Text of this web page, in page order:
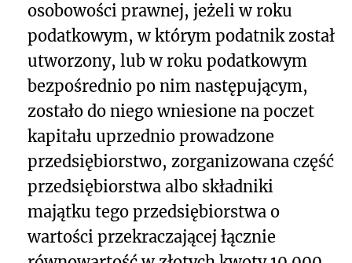
osobowości prawnej, jeżeli w roku
podatkowym, w którym podatnik został
utworzony, lub w roku podatkowym
bezpośrednio po nim następującym,
zostało do niego wniesione na poczet
kapitału uprzednio prowadzone
przedsiębiorstwo, zorganizowana część
przedsiębiorstwa albo składniki
majątku tego przedsiębiorstwa o
wartości przekraczającej łącznie